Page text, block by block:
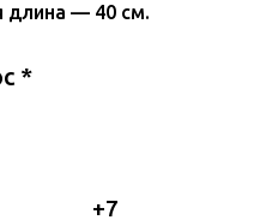
длина — 40 см.
*